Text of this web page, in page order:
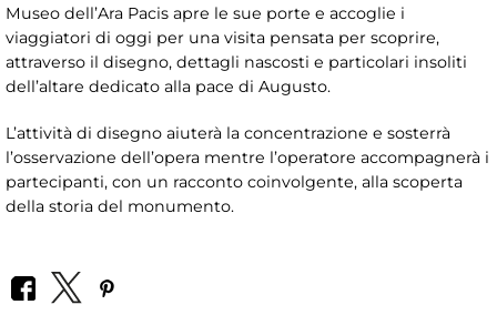
Museo dell’Ara Pacis apre le sue porte e accoglie i
viaggiatori di oggi per una visita pensata per scoprire,
attraverso il disegno, dettagli nascosti e particolari insoliti
dell’altare dedicato alla pace di Augusto.
L’attività di disegno aiuterà la concentrazione e sosterrà
l’osservazione dell’opera mentre l’operatore accompagnerà i
partecipanti, con un racconto coinvolgente, alla scoperta
della storia del monumento.